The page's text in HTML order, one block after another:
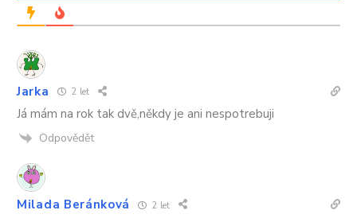
Jarka 2 let
Já mám na rok tak dvě,někdy je ani nespotrebuji
Odpovědět
Milada Beránková 2 let